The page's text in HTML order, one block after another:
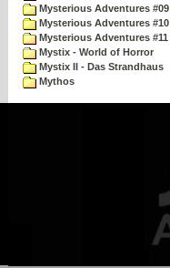
Mysterious Adventures
Mysterious Adventures
Mysterious Adventures
Mystix - World of Horror
Mystix II - Das Strandhaus
Mythos